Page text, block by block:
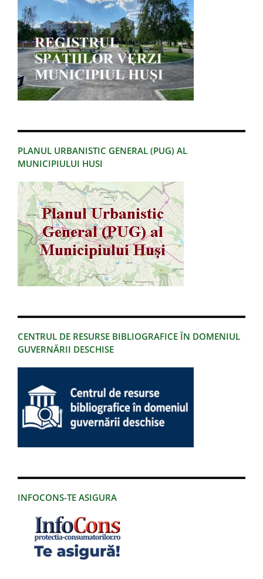
PLANUL URBANISTIC GENERAL (PUG) AL
MUNICIPIULUI HUSI
CENTRUL DE RESURSE BIBLIOGRAFICE ÎN DOMENIUL
GUVERNĂRII DESCHISE
INFOCONS-TE ASIGURA